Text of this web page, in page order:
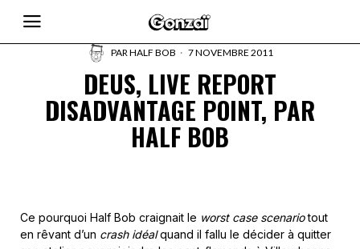
PARHALF BOB 7 NOVEMBRE 2011
DEUS, LIVE REPORT
DISADVANTAGE POINT, PAR
HALF BOB
Ce pourquoi Half Bob craignait le worst case scenariotout
en rêvant d’un crash idéalquand il fallu le décider à quitter